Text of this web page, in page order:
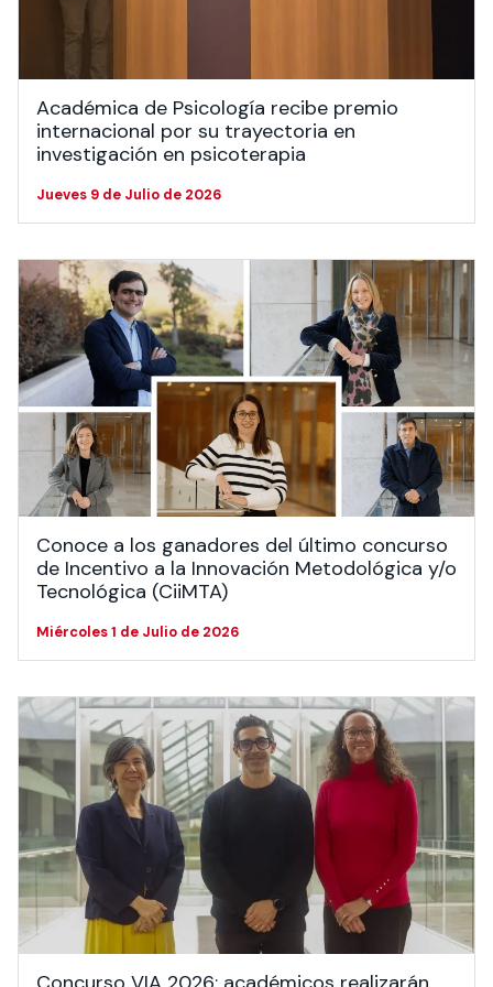
Académica de Psicología recibe premio
internacional por su trayectoria en
investigación en psicoterapia
Jueves 9 de Julio de 2026
Conoce a los ganadores del último concurso
de Incentivo a la Innovación Metodológica y/o
Tecnológica (CiiMTA)
Miércoles 1 de Julio de 2026